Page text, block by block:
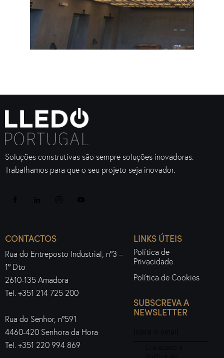
Soluções construtivas são sempre soluções inovadoras.
Trabalhamos para que o seu projeto seja inovador.
CONTACTOS
Rua do Entreposto Industrial, nº3 –
1º Dto
2610-135 Amadora
Tel. +351 214 725 200
Rua do Senhor, nº591
4460-420 Senhora da Hora
Tel. +351 220 994 869
LINKS ÚTEIS
Política de
Privacidade
Política de Cookies
SUBSCREVA A
NEWSLETTER